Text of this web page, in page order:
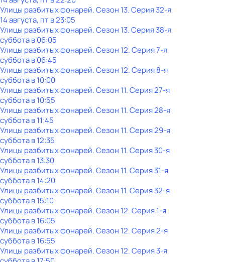
Улицы разбитых фонарей. Сезон 13. Серия 32-я
14 августа, пт в 23:05
Улицы разбитых фонарей. Сезон 13. Серия 38-я
субботав06:05
Улицы разбитых фонарей. Сезон 12. Серия 7-я
субботав06:45
Улицы разбитых фонарей. Сезон 12. Серия 8-я
субботав10:00
Улицы разбитых фонарей. Сезон 11. Серия 27-я
субботав10:55
Улицы разбитых фонарей. Сезон 11. Серия 28-я
субботав11:45
Улицы разбитых фонарей. Сезон 11. Серия 29-я
субботав12:35
Улицы разбитых фонарей. Сезон 11. Серия 30-я
субботав13:30
Улицы разбитых фонарей. Сезон 11. Серия 31-я
субботав14:20
Улицы разбитых фонарей. Сезон 11. Серия 32-я
субботав15:10
Улицы разбитых фонарей. Сезон 12. Серия 1-я
субботав16:05
Улицы разбитых фонарей. Сезон 12. Серия 2-я
субботав16:55
Улицы разбитых фонарей. Сезон 12. Серия 3-я